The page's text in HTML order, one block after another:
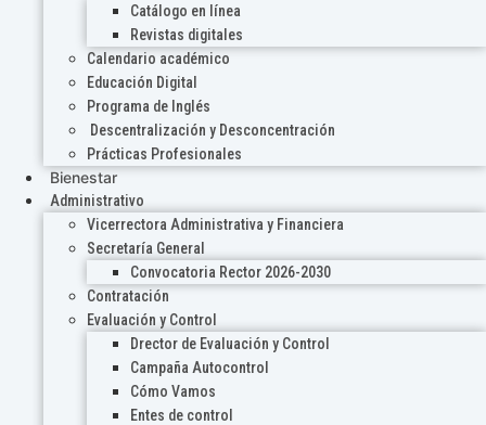
Catálogo en línea
Revistas digitales
Calendario académico
Educación Digital
Programa de Inglés
Descentralización y Desconcentración
Prácticas Profesionales
Bienestar
Administrativo
Vicerrectora Administrativa y Financiera
Secretaría General
Convocatoria Rector 2026-2030
Contratación
Evaluación y Control
Drector de Evaluación y Control
Campaña Autocontrol
Cómo Vamos
Entes de control